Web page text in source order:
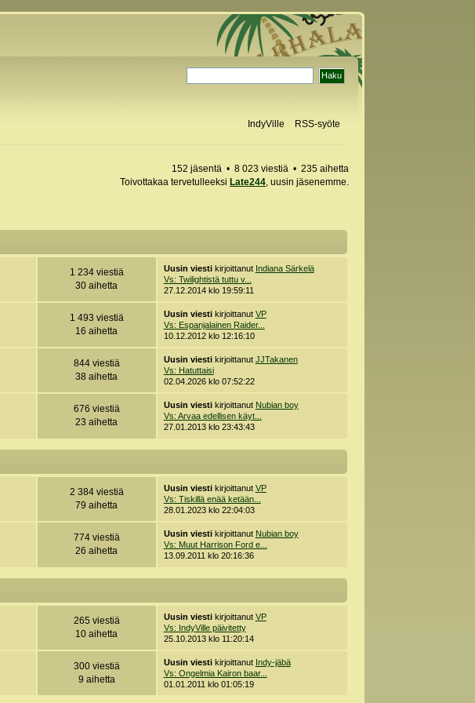
IndyVille RSS-syöte
152 jäsentä • 8 023 viestiä • 235 aihetta
Toivottakaa tervetulleeksiLate244, uusin jäsenemme.
1 234 viestiä
30 aihetta
Uusin viestikirjoittanut Indiana Särkelä
Vs: Twilightistä tuttu v...
27.12.2014 klo 19:59:11
1 493 viestiä
16 aihetta
Uusin viestikirjoittanut VP
Vs: Espanjalainen Raider...
10.12.2012 klo 12:16:10
844 viestiä
38 aihetta
Uusin viestikirjoittanut JJTakanen
Vs: Hatuttaisi
02.04.2026 klo 07:52:22
676 viestiä
23 aihetta
Uusin viestikirjoittanut Nubian boy
Vs: Arvaa edellisen käyt...
27.01.2013 klo 23:43:43
2 384 viestiä
79 aihetta
Uusin viestikirjoittanut VP
Vs: Tiskillä enää ketään...
28.01.2023 klo 22:04:03
774 viestiä
26 aihetta
Uusin viestikirjoittanut Nubian boy
Vs: Muut Harrison Ford e...
13.09.2011 klo 20:16:36
265 viestiä
10 aihetta
Uusin viestikirjoittanut VP
Vs: IndyVille päivitetty
25.10.2013 klo 11:20:14
300 viestiä
9 aihetta
Uusin viestikirjoittanut Indy-jäbä
Vs: Ongelmia Kairon baar...
01.01.2011 klo 01:05:19